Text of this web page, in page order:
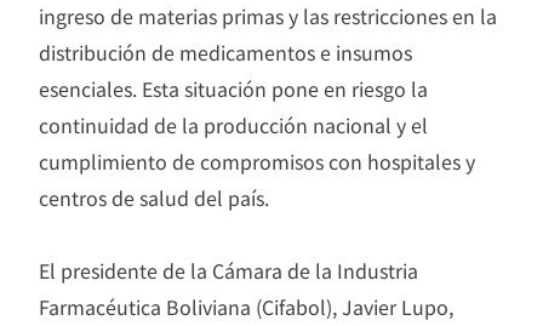
ingreso de materias primas y las restricciones en la
distribución de medicamentos e insumos
esenciales. Esta situación pone en riesgo la
continuidad de la producción nacional y el
cumplimiento de compromisos con hospitales y
centros de salud del país.
El presidente de la Cámara de la Industria
Farmacéutica Boliviana (Cifabol), Javier Lupo,